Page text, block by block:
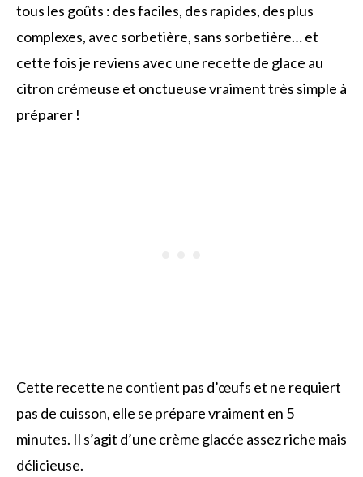
tous les goûts : des faciles, des rapides, des plus
complexes, avec sorbetière, sans sorbetière… et
cette fois je reviens avec une recette de glace au
citron crémeuse et onctueuse vraiment très simple à
préparer !
Cette recette ne contient pas d’œufs et ne requiert
pas de cuisson, elle se prépare vraiment en 5
minutes. Il s’agit d’une crème glacée assez riche mais
délicieuse.